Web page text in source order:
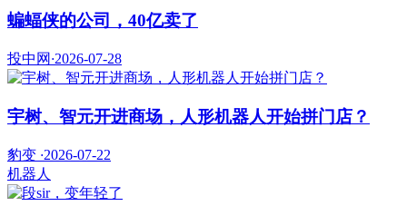
蝙蝠侠的公司，40亿卖了
投中网 ·2026-07-28
宇树、智元开进商场，人形机器人开始拼门店？
豹变 ·2026-07-22
机器人